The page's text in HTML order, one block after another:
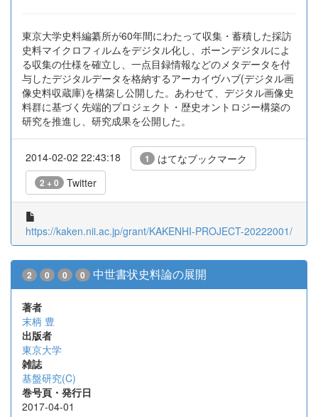
東京大学史料編纂所が60年間にわたって収集・蓄積した採訪
史料マイクロフィルムをデジタル化し、ボーンデジタルによ
る収集の仕様を確立し、一点目録情報などのメタデータを付
与したデジタルデータを格納するアーカイヴハブ(デジタル画
像史料収蔵庫)を構築し公開した。あわせて、デジタル画像史
料群に基づく先端的プロジェクト・歴史オントロジー構築の
研究を推進し、研究成果を公開した。
2014-02-02 22:43:18 1 はてなブックマーク
2 + 0 Twitter
https://kaken.nii.ac.jp/grant/KAKENHI-PROJECT-20222001/
2 0 0 0 中世書状史料論の展開
著者
末柄 豊
出版者
東京大学
雑誌
基盤研究(C)
巻号頁・発行日
2017-04-01